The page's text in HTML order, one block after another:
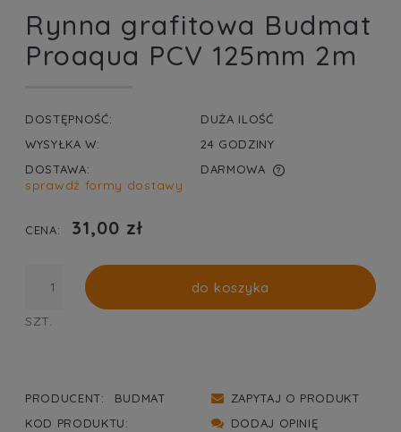
Rynna grafitowa Budmat
Proaqua PCV 125mm 2m
DOSTĘPNOŚĆ:
DUŻA ILOŚĆ
WYSYŁKA W:
24 GODZINY
DOSTAWA:
DARMOWA
CENA NIE ZAWIERA EWENTUALNYCH KOSZTÓW
sprawdź formy dostawy
CENA: 31,00 zł
SZT.
do koszyka
PRODUCENT:
BUDMAT
KOD PRODUKTU:
ZAPYTAJ O PRODUKT
DODAJ OPINIĘ